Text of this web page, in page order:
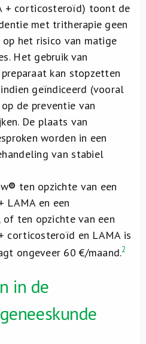
+ corticosteroïd) toont de
met tritherapie geen
het risico van matige
Het gebruik van
kan stopzetten
geïndiceerd (vooral
de preventie van
De plaats van
worden in een
van stabiel
® ten opzichte van een
LAMA en een
ten opzichte van een
corticosteroïd en LAMA is
ongeveer 60 €/maand.2
in de